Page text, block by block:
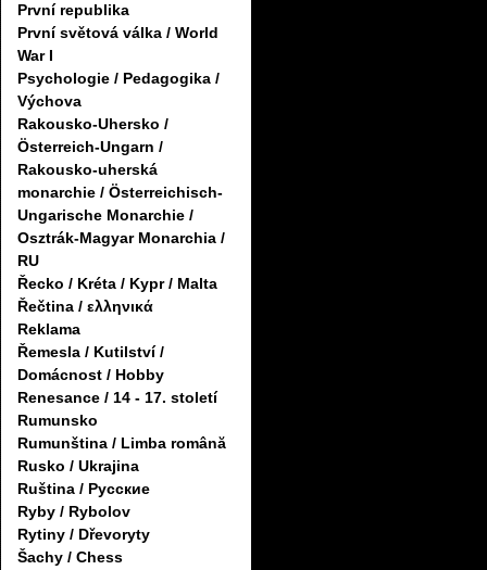
První republika
První světová válka / World
War I
Psychologie / Pedagogika /
Výchova
Rakousko-Uhersko /
Österreich-Ungarn /
Rakousko-uherská
monarchie / Österreichisch-
Ungarische Monarchie /
Osztrák-Magyar Monarchia /
RU
Řecko / Kréta / Kypr / Malta
Řečtina / ελληνικά
Reklama
Řemesla / Kutilství /
Domácnost / Hobby
Renesance / 14 - 17. století
Rumunsko
Rumunština / Limba română
Rusko / Ukrajina
Ruština / Русские
Ryby / Rybolov
Rytiny / Dřevoryty
Šachy / Chess